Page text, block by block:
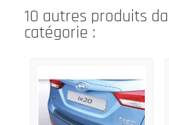
10 autres produits
catégorie :